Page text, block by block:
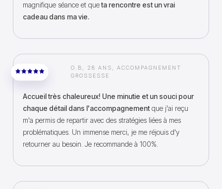
magnifique séance et queta rencontre est un vrai
cadeau dans ma vie.
O.B, 28 ANS, ACCOMPAGNEMENT
GROSSESSE
Accueil très chaleureux! Une minutie et un souci pour
chaque détail dans l'accompagnement que j'ai reçu
m'a permis de repartir avec des stratégies liées à mes
problématiques. Un immense merci, je me réjouis d'y
retourner au besoin. Je recommande à 100%.